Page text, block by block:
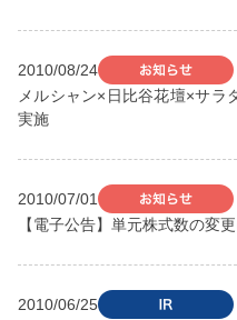
2010/08/24
メルシャン×日比谷花壇×サラ
実施
2010/07/01
【電子公告】単元株式数の変
2010/06/25